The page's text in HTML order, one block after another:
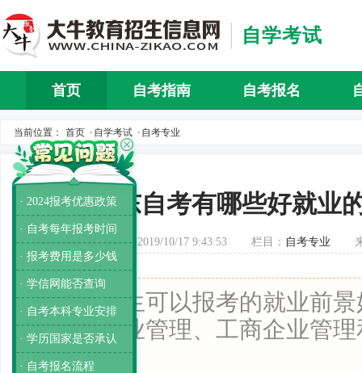
自学考试
首页 自考指南 自考报名
当前位置： 首页 > 自学考试 > 自考专业
广东自考有哪些好就业
发布时间：2019/10/17 9:43:53 栏目： 自考专业
导读：考生可以报考的就业前
以考虑物业管理、工商企业管
专业。
· 2024报考优惠政策
· 自考每年报考时间
· 报考费用是多少钱
· 学信网能否查询
· 自考本科专业安排
· 学历国家是否承认
· 自考报名流程